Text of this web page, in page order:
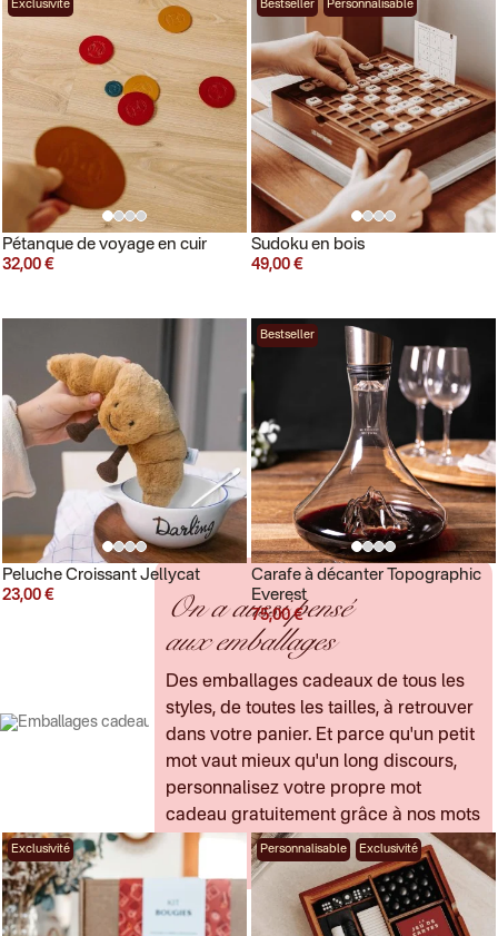
Exclusivité
Pétanque de voyage en cuir
32,00 €
Bestseller Personnalisable
Sudoku en bois
49,00 €
Peluche Croissant Jellycat
23,00 €
Bestseller
Carafe à décanter Topographic
Everest
75,00 €
On a aussi pensé
aux emballages
Des emballages cadeaux de tous les
styles, de toutes les tailles, à retrouver
dans votre panier. Et parce qu'un petit
mot vaut mieux qu'un long discours,
personnalisez votre propre mot
cadeau gratuitement grâce à nos mots
cadeaux.
Exclusivité Personnalisable Exclusivité